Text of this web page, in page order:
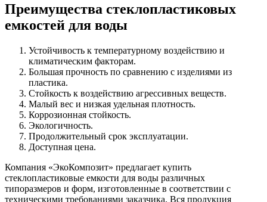
Преимущества стеклопластиковых
емкостей для воды
Устойчивость к температурному воздействию и
климатическим факторам.
Большая прочность по сравнению с изделиями из
пластика.
Стойкость к воздействию агрессивных веществ.
Малый вес и низкая удельная плотность.
Коррозионная стойкость.
Экологичность.
Продолжительный срок эксплуатации.
Доступная цена.
Компания «ЭкоКомпозит» предлагает купить
стеклопластиковые емкости для воды различных
типоразмеров и форм, изготовленные в соответствии с
техническими требованиями заказчика. Вся продукция